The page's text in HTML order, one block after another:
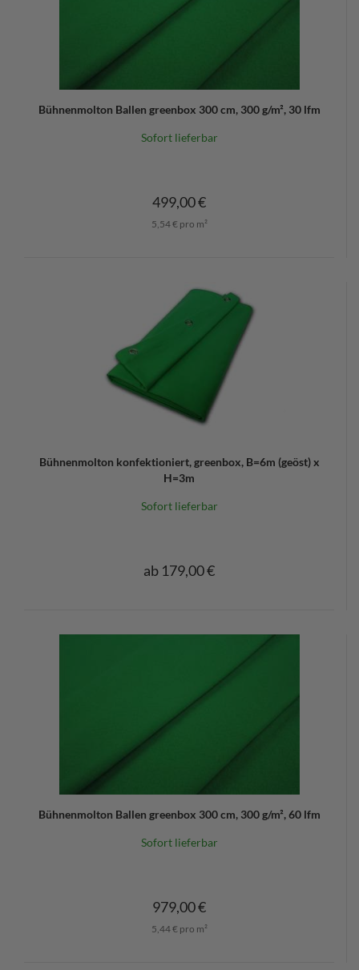
Bühnenmolton Ballen greenbox 300 cm, 300 g/m², 30 lfm
Sofort lieferbar
499,00 €
5,54 € pro m²
Bühnenmolton konfektioniert, greenbox, B=6m (geöst) x
H=3m
Sofort lieferbar
ab 179,00 €
Bühnenmolton Ballen greenbox 300 cm, 300 g/m², 60 lfm
Sofort lieferbar
979,00 €
5,44 € pro m²